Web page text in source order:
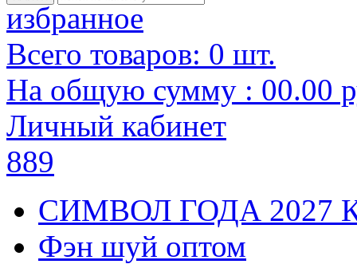
избранное
Всего товаров: 0 шт.
На общую сумму : 00.00
Личный кабинет
889
СИМВОЛ ГОДА 2027
Фэн шуй оптом